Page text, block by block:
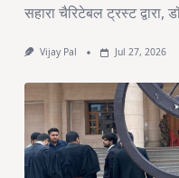
सहारा चैरिटेबल ट्रस्ट द्वारा,
Vijay Pal Jul 27, 2026